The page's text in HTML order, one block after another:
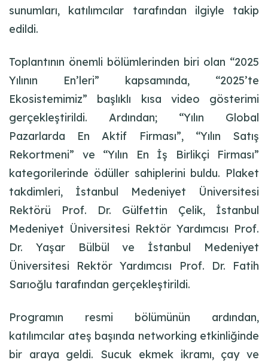
sunumları, katılımcılar tarafından ilgiyle takip
edildi.
Toplantının önemli bölümlerinden biri olan “2025
Yılının En’leri” kapsamında, “2025’te
Ekosistemimiz” başlıklı kısa video gösterimi
gerçekleştirildi. Ardından; “Yılın Global
Pazarlarda En Aktif Firması”, “Yılın Satış
Rekortmeni” ve “Yılın En İş Birlikçi Firması”
kategorilerinde ödüller sahiplerini buldu. Plaket
takdimleri, İstanbul Medeniyet Üniversitesi
Rektörü Prof. Dr. Gülfettin Çelik, İstanbul
Medeniyet Üniversitesi Rektör Yardımcısı Prof.
Dr. Yaşar Bülbül ve İstanbul Medeniyet
Üniversitesi Rektör Yardımcısı Prof. Dr. Fatih
Sarıoğlu tarafından gerçekleştirildi.
Programın resmi bölümünün ardından,
katılımcılar ateş başında networking etkinliğinde
bir araya geldi. Sucuk ekmek ikramı, çay ve